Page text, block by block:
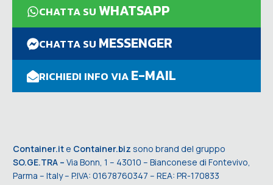
CHATTA SUWHATSAPP
CHATTA SU MESSENGER
RICHIEDI INFO VIAE-MAIL
Container.it e Container.biz sono brand del gruppo
SO.GE.TRA – Via Bonn, 1 – 43010 – Bianconese di Fontevivo,
Parma – Italy – P.IVA: 01678760347 – REA: PR-170833